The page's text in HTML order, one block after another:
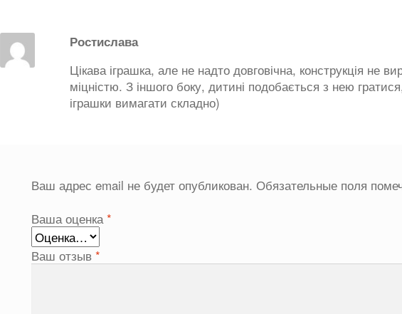
Ростислава
Цікава іграшка, але не надто довговічна, конструкція не
міцністю. З іншого боку, дитині подобається з нею
іграшки вимагати складно)
Ваш адрес email не будет опубликован. Обязательные поля
Ваша оценка*
Ваш отзыв*